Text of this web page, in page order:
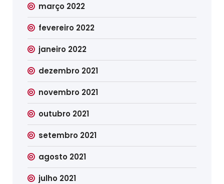
março 2022
fevereiro 2022
janeiro 2022
dezembro 2021
novembro 2021
outubro 2021
setembro 2021
agosto 2021
julho 2021